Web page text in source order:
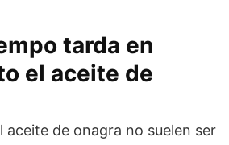
tarda en
el aceite de
aceite de onagra no suelen ser